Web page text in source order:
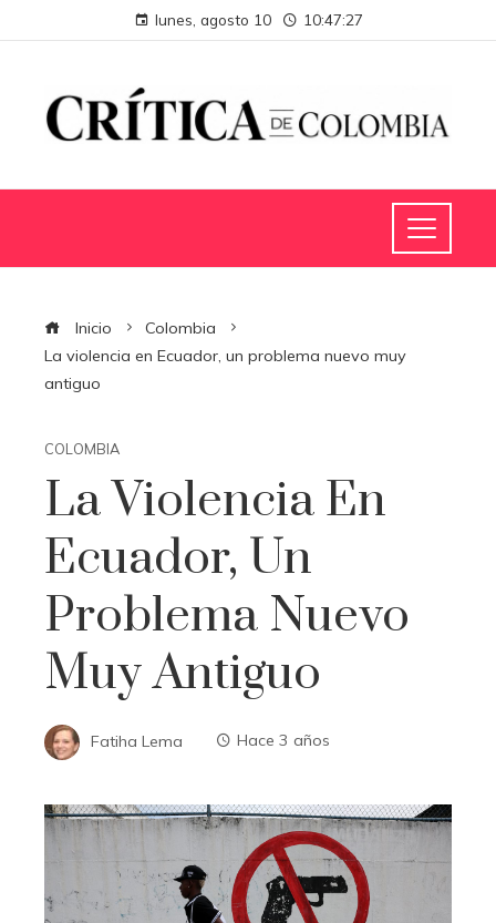
lunes, agosto 10 10:47:28
Inicio
Colombia
La violencia en Ecuador, un problema nuevo muy
antiguo
COLOMBIA
La Violencia En
Ecuador, Un
Problema Nuevo
Muy Antiguo
Fatiha Lema Hace 3 años